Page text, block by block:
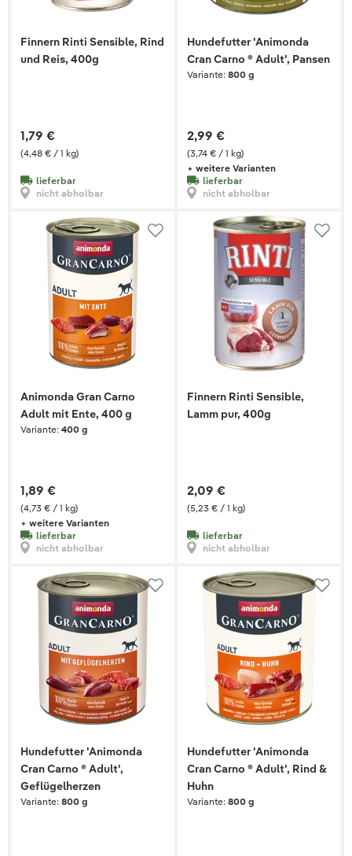
Finnern Rinti Sensible, Rind
und Reis, 400g
(4,48 € / 1 kg)
1,79 €
lieferbar
nicht abholbar
Hundefutter 'Animonda
Cran Carno ® Adult', Pansen
Variante: 800 g
(3,74 € / 1 kg)
2,99 €
+ weitere Varianten
lieferbar
nicht abholbar
Animonda Gran Carno
Adult mit Ente, 400 g
Variante: 400 g
(4,73 € / 1 kg)
1,89 €
+ weitere Varianten
lieferbar
nicht abholbar
Finnern Rinti Sensible,
Lamm pur, 400g
(5,23 € / 1 kg)
2,09 €
lieferbar
nicht abholbar
Hundefutter 'Animonda
Cran Carno ® Adult',
Geflügelherzen
Variante: 800 g
Hundefutter 'Animonda
Cran Carno ® Adult', Rind &
Huhn
Variante: 800 g